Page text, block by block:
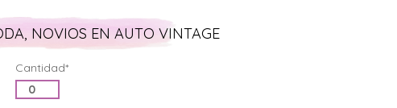
NOVIOS EN AUTO VINTAGE
Cantidad*